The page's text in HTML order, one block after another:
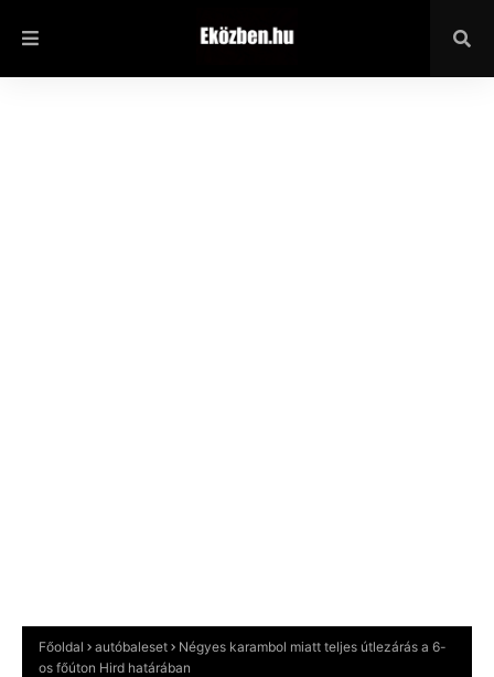
Főoldal autóbaleset
Négyes karambol miatt teljes útlezárás a 6-
os főúton Hird határában